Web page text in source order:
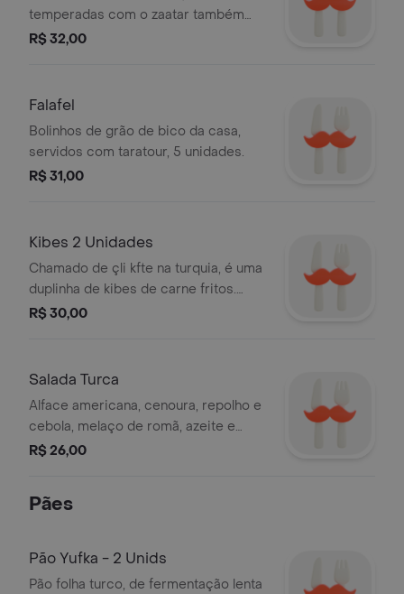
temperadas com o zaatar também
produzido por nós. Criação Kebab
R$ 32,00
Falafel
Bolinhos de grão de bico da casa,
servidos com taratour, 5 unidades.
R$ 31,00
Kibes 2 Unidades
Chamado de çli kfte na turquia, é uma
duplinha de kibes de carne fritos.
inclui melaço de romã.
R$ 30,00
Salada Turca
Alface americana, cenoura, repolho e
cebola, melaço de romã, azeite e
especiarias.
R$ 26,00
Pães
Pão Yufka - 2 Unids
Pão folha turco, de fermentação lenta